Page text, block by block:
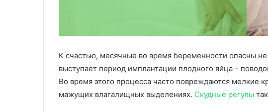
К счастью, месячные во время беременности опасны
выступает период имплантации плодного яйца –
Во время этого процесса часто повреждаются мелкие
мажущих влагалищных выделениях. Скудные регулы